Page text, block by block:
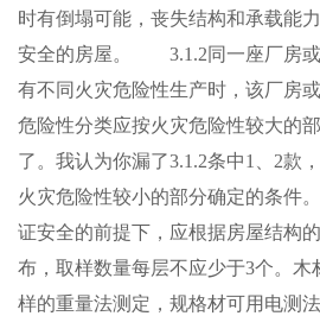
时有倒塌可能，丧失结构和承载能
安全的房屋。 3.1.2同一座厂房或
有不同火灾危险性生产时，该厂房
危险性分类应按火灾危险性较大的
了。我认为你漏了3.1.2条中1、2款
火灾危险性较小的部分确定的条
证安全的前提下，应根据房屋结构
布，取样数量每层不应少于3个。木
样的重量法测定，规格材可用电测